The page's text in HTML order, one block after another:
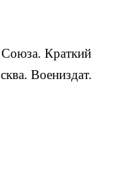
Союза. Краткий
Воениздат.